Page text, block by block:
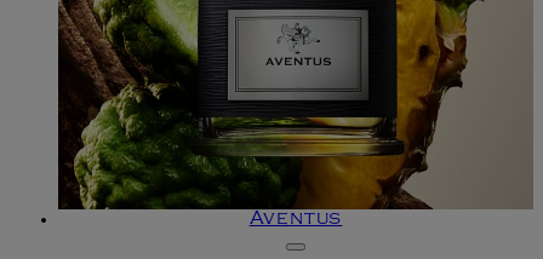
Aventus